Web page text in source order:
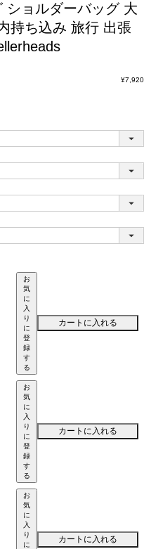
ショルダーバッグ 大
持ち込み 旅行 出張
¥7,920
お
気
に
入
り
に
登
録
す
る
カートに入れる
お
気
に
入
り
に
登
録
す
る
カートに入れる
お
気
に
入
り
に
カートに入れる